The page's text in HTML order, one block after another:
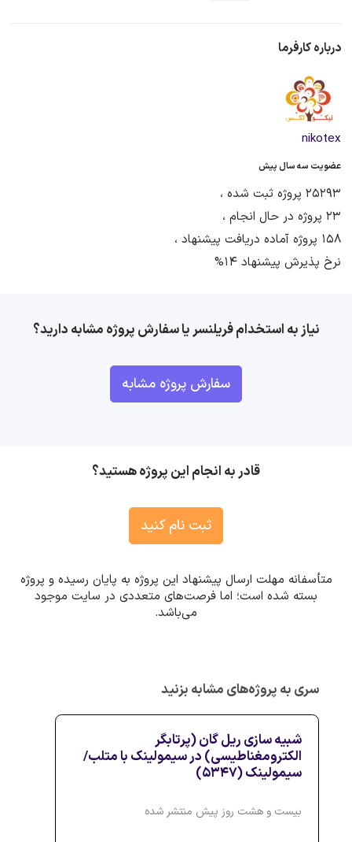
درباره کارفرما
nikotex
عضویت سه سال پیش
25293 پروژه ثبت شده ،
23 پروژه در حال انجام ،
158 پروژه آماده دریافت پیشنهاد ،
نرخ پذیرش پیشنهاد 14%
نیاز به استخدام فریلنسر یا سفارش پروژه مشابه دارید؟
سفارش پروژه مشابه
قادر به انجام این پروژه هستید؟
ثبت نام کنید
متأسفانه مهلت ارسال پیشنهاد این پروژه به پایان رسیده و پروژه
بسته شده است؛ اما فرصت‌های متعددی در سایت موجود
می‌باشد.
سری به پروژه‌های مشابه بزنید
شبیه سازی ریل گان (پرتابگر
الکترومغناطیسی) در سیمولینک با متلب/
سیمولینک (5347)
بیست و هشت روز پیش منتشر شده